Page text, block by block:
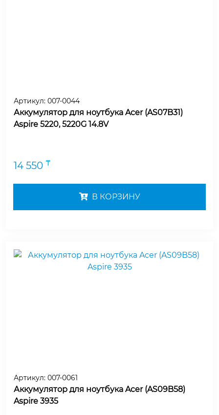
Артикул: 007-0044
Аккумулятор для ноутбука Acer (AS07B31)
Aspire 5220, 5220G 14.8V
14 550 ₸
В КОРЗИНУ
Артикул: 007-0061
Аккумулятор для ноутбука Acer (AS09B58)
Aspire 3935